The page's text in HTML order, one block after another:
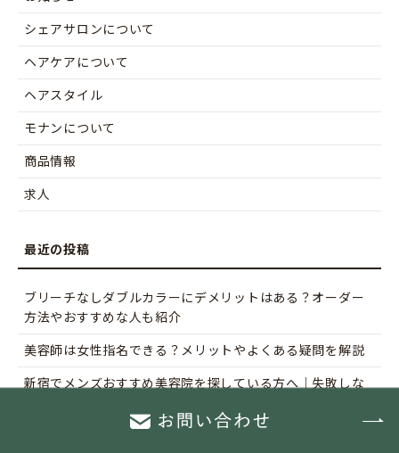
シェアサロンについて
ヘアケアについて
ヘアスタイル
モナンについて
商品情報
求人
ブリーチなしダブルカラーにデメリットはある？オーダー
方法やおすすめな人も紹介
美容師は女性指名できる？メリットやよくある疑問を解説
新宿でメンズおすすめ美容院を探している方へ｜失敗しな